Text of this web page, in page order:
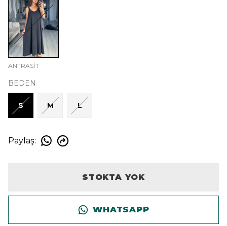
ANTRASİT
BEDEN
S M L
Paylaş:
STOKTA YOK
WHATSAPP